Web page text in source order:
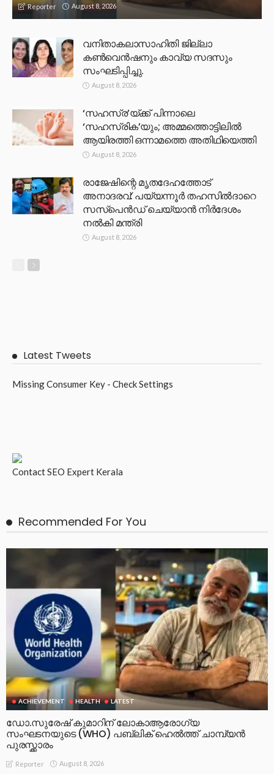
Reporter August 8, 2026
വനിതാകലാസാഹിതി ജില്ലാ
കൺവെൻഷനും കാവ്യ സദസും
സംഘടിപ്പിച്ചു.
August 8, 2026
‘സഹസ്ര’യ്ക്ക് പിന്നാലെ
‘സഹസ്രിക’യും; അമ്മത്തൊട്ടിലിൽ
ആയിരത്തി ഒന്നാമത്തെ അതിഥിയെത്തി
August 8, 2026
രാജേഷിന്റെ മൃതദേഹത്തോട്
അനാദരവ്: പയ്യന്നൂർ തഹസിൽദാറെ
സസ്പെൻഡ് ചെയ്യാൻ നിർദേശം
നൽകി മന്ത്രി
August 8, 2026
Latest Tweets
Missing Consumer Key - Check Settings
ContactSEO Expert Kerala
Recommended For You
ACHIEVEMENT HEALTH LATEST
ഡോ.സുരേഷ് കുമാറിന് ലോകാആരോഗ്യ
സംഘടനയുടെ (WHO) പബ്ലിക് ഹെൽത്ത് ചാമ്പ്യൻ
പുരസ്ക്കാരം
Reporter August 8, 2026